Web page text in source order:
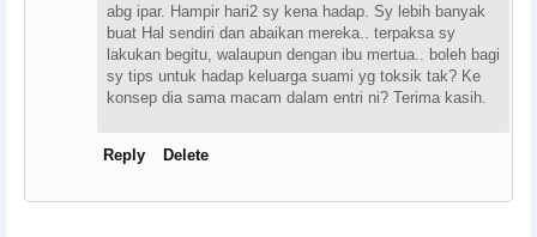
abg ipar. Hampir hari2 sy kena hadap. Sy lebih banyak
buat Hal sendiri dan abaikan mereka.. terpaksa sy
lakukan begitu, walaupun dengan ibu mertua.. boleh bagi
sy tips untuk hadap keluarga suami yg toksik tak? Ke
konsep dia sama macam dalam entri ni? Terima kasih.
Reply Delete